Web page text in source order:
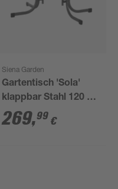
Siena Garden
Gartentisch 'Sola'
klappbar Stahl 120 x
80 x 70 cm
269,99 €